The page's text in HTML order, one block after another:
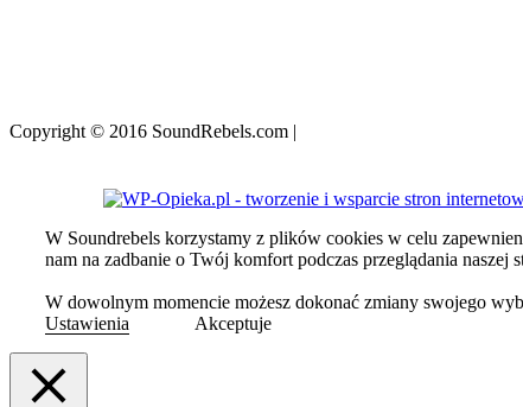
Copyright © 2016 SoundRebels.com |
W Soundrebels korzystamy z plików cookies w celu
nam na zadbanie o Twój komfort podczas przeglądania
W dowolnym momencie możesz dokonać zmiany swojego
Ustawienia
Akceptuje